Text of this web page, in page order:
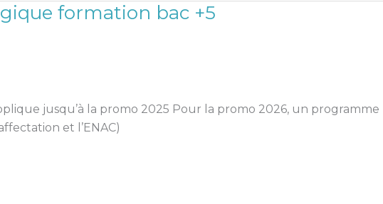
formation bac +5
jusqu’à la promo 2025 Pour la promo 2026, un
et l’ENAC)